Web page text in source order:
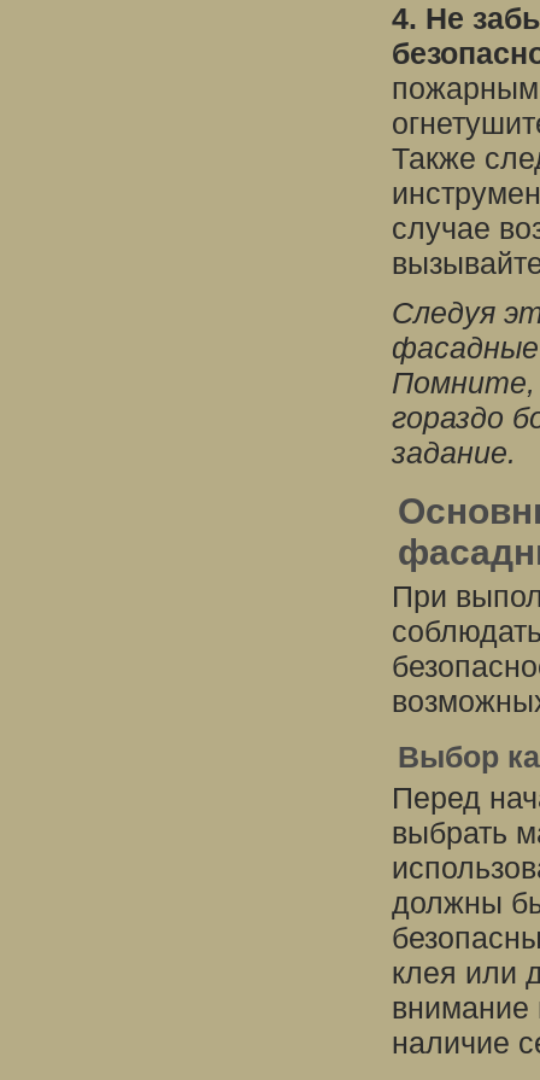
4. Не
пожарным
Также
случае
Следуя
Помните,
гораздо
задание.
При
Выбор
Перед
выбрать
должны
клея или
внимание
наличие